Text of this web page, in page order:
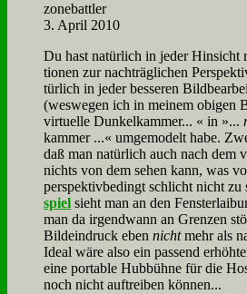
zone­batt­ler
3. April 2010
Du hast na­tür­lich in je­der Hin­sicht
tio­nen zur nach­träg­li­chen
tür­lich in je­der bes­se­ren
(wes­we­gen ich in mei­nem obi­gen
vir­tu­el­le Dun­kel­kam­mer... « in »...
kam­mer ...« um­ge­mo­delt ha­be.
daß man na­tür­lich auch nach dem
nichts von dem se­hen kann, was
per­spek­tiv­be­dingt schlicht nicht zu
spiel sieht man an den
man da ir­gend­wann an Gren­zen
Bild­ein­druck eben nichtmehr als
Ide­al wä­re al­so ein pas­send
ei­ne por­ta­ble Hub­büh­ne für die
noch nicht auf­trei­ben kön­nen...